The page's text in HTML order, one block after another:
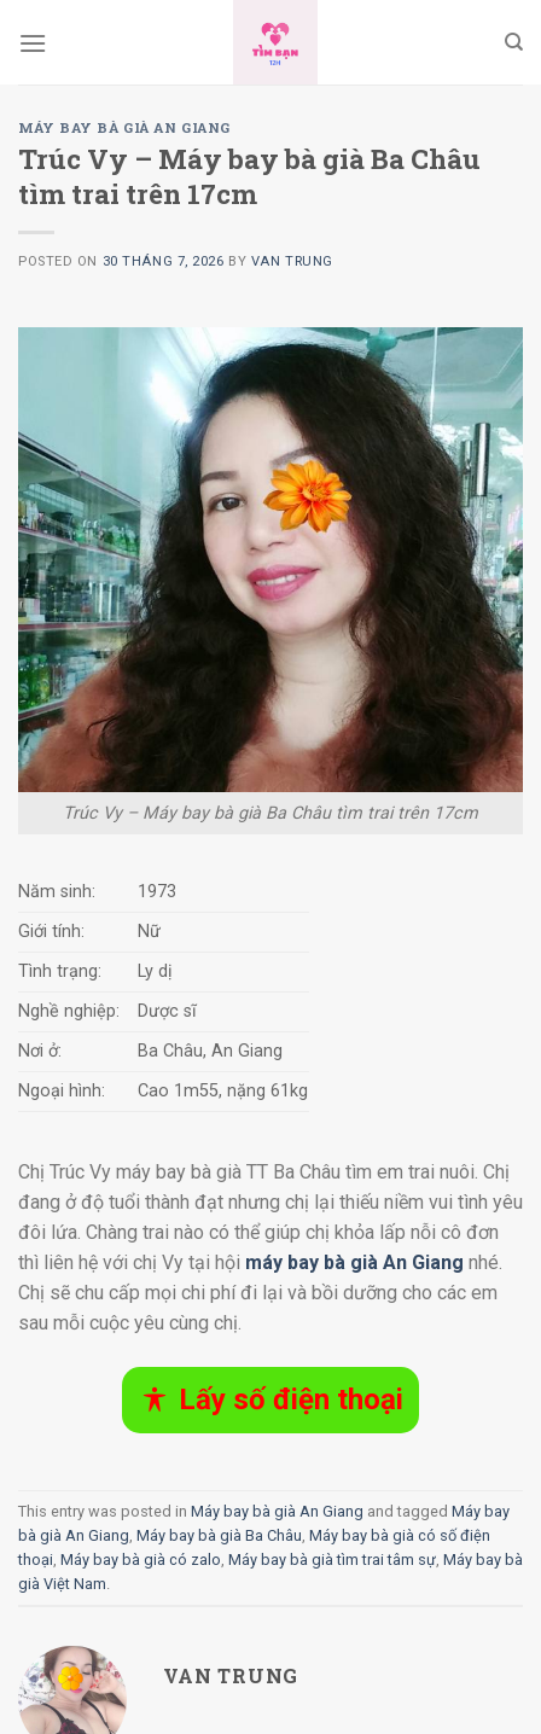
MÁY BAY BÀ GIÀ AN GIANG
Trúc Vy – Máy bay bà già Ba Châu
tìm trai trên 17cm
POSTED ON 30 THÁNG 7, 2026 BY VAN TRUNG
Trúc Vy – Máy bay bà già Ba Châu tìm trai trên 17cm
Năm sinh:
1973
Giới tính:
Nữ
Tình trạng:
Ly dị
Nghề nghiệp:
Dược sĩ
Nơi ở:
Ba Châu, An Giang
Ngoại hình:
Cao 1m55, nặng 61kg
Chị Trúc Vy máy bay bà già TT Ba Châu tìm em trai nuôi. Chị
đang ở độ tuổi thành đạt nhưng chị lại thiếu niềm vui tình yêu
đôi lứa. Chàng trai nào có thể giúp chị khỏa lấp nỗi cô đơn
thì liên hệ với chị Vy tại hội máy bay bà già An Giang nhé.
Chị sẽ chu cấp mọi chi phí đi lại và bồi dưỡng cho các em
sau mỗi cuộc yêu cùng chị.
Lấy số điện thoại
This entry was posted in Máy bay bà già An Giang and tagged Máy bay
bà già An Giang Máy bay bà già Ba Châu Máy bay bà già có số điện
thoại Máy bay bà già có zalo Máy bay bà già tìm trai tâm sự Máy bay bà
già Việt Nam
VAN TRUNG